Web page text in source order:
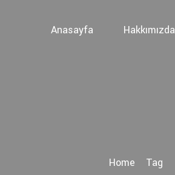
Anasayfa Hakkımızda
Home Tag